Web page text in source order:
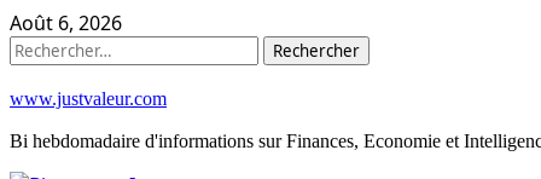
Skip
to
Août 6, 2026
Rechercher :
www.justvaleur.com
Bi hebdomadaire d'informations sur Finances, Economie et